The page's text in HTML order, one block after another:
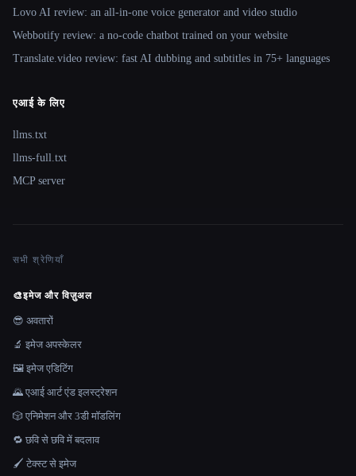
Lovo AI review: an all-in-one voice generator and video studio
Webbotify review: a no-code chatbot trained on your website
Translate.video review: fast AI dubbing and subtitles in 75+ languages
एआई के लिए
llms.txt
llms-full.txt
MCP server
सभी श्रेणियाँ
🎨इमेज और विज़ुअल
😎 अवतारों
🔬 इमेज अपस्केलर
🖼️ इमेज एडिटिंग
🌄 एआई आर्ट एंड इलस्ट्रेशन
🎲 एनिमेशन और 3डी मॉडलिंग
🔁 छवि से छवि में बदलाव
🖌️ टेक्स्ट से इमेज